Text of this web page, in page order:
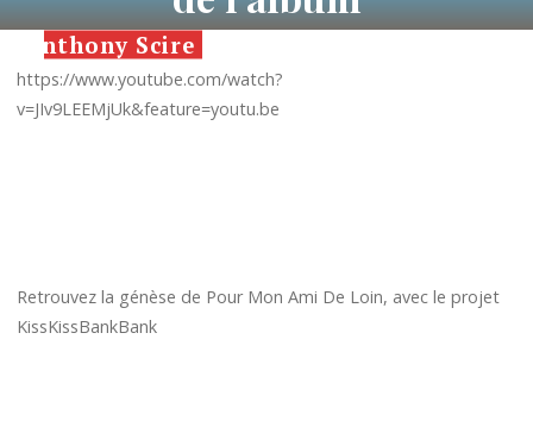
Aller
contenu
Anthony Scire1 JUIN 2016
https://www.youtube.com/watch?
v=JIv9LEEMjUk&feature=youtu.be
Retrouvez la génèse de Pour Mon Ami De Loin, avec le projet
KissKissBankBank